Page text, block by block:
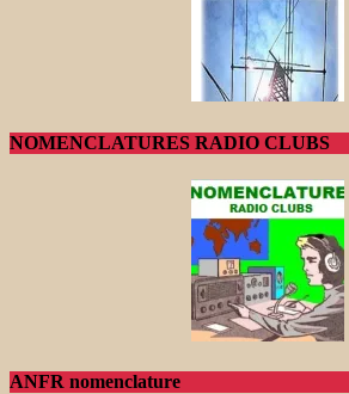
NOMENCLATURES RADIO CLUBS
ANFR nomenclature